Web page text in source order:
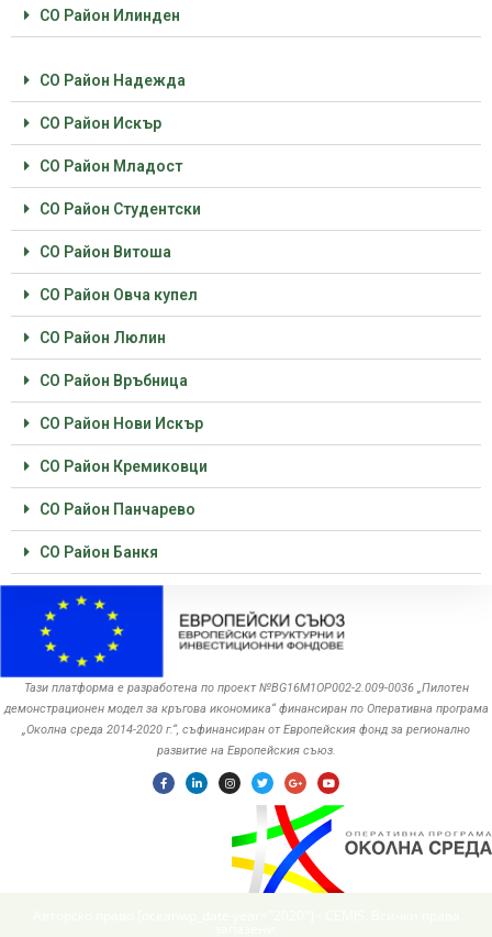
СО Район Илинден
СО Район Надежда
СО Район Искър
СО Район Младост
СО Район Студентски
СО Район Витоша
СО Район Овча купел
СО Район Люлин
СО Район Връбница
СО Район Нови Искър
СО Район Кремиковци
СО Район Панчарево
СО Район Банкя
Тази платформа е разработена по проект №BG16M1OP002-2.‎009-0036 „Пилотен
демонстрационен модел за кръгова икономика“ финансиран по Оперативна програма
„Околна среда ‎‎2014-2020 г.“, съфинансиран от Европейския фонд за регионално
развитие на Европейския съюз.